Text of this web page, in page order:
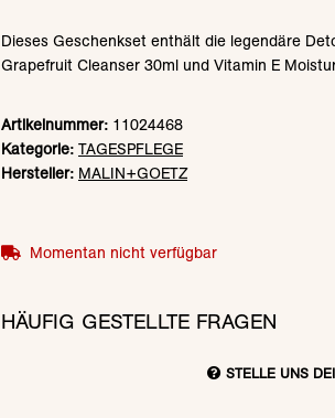
Dieses Geschenkset enthält die legendäre
Grapefruit Cleanser 30ml und Vitamin E
Artikelnummer: 11024468
Kategorie: TAGESPFLEGE
Hersteller: MALIN+GOETZ
Momentan nicht verfügbar
HÄUFIG GESTELLTE FRAGEN
STELLE UNS